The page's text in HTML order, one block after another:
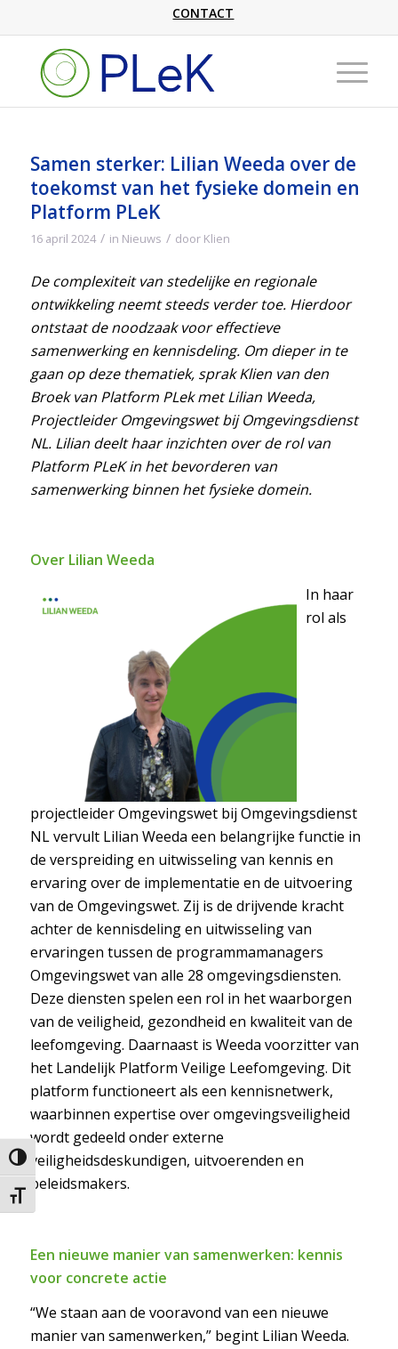
Keuze voor hoog contrast
Kies grootte van het lettertype
CONTACT
Samen sterker: Lilian Weeda over de
toekomst van het fysieke domein en
Platform PLeK
16 april 2024 / in Nieuws / door Klien
De complexiteit van stedelijke en regionale
ontwikkeling neemt steeds verder toe. Hierdoor
ontstaat de noodzaak voor effectieve
samenwerking en kennisdeling. Om dieper in te
gaan op deze thematiek, sprak Klien van den
Broek van Platform PLek met Lilian Weeda,
Projectleider Omgevingswet bij Omgevingsdienst
NL. Lilian deelt haar inzichten over de rol van
Platform PLeK in het bevorderen van
samenwerking binnen het fysieke domein.
Over Lilian Weeda
In haar
rol als
projectleider Omgevingswet bij Omgevingsdienst
NL vervult Lilian Weeda een belangrijke functie in
de verspreiding en uitwisseling van kennis en
ervaring over de implementatie en de uitvoering
van de Omgevingswet. Zij is de drijvende kracht
achter de kennisdeling en uitwisseling van
ervaringen tussen de programmamanagers
Omgevingswet van alle 28 omgevingsdiensten.
Deze diensten spelen een rol in het waarborgen
van de veiligheid, gezondheid en kwaliteit van de
leefomgeving. Daarnaast is Weeda voorzitter van
het Landelijk Platform Veilige Leefomgeving. Dit
platform functioneert als een kennisnetwerk,
waarbinnen expertise over omgevingsveiligheid
wordt gedeeld onder externe
veiligheidsdeskundigen, uitvoerenden en
beleidsmakers.
Een nieuwe manier van samenwerken: kennis
voor concrete actie
“We staan aan de vooravond van een nieuwe
manier van samenwerken,” begint Lilian Weeda.